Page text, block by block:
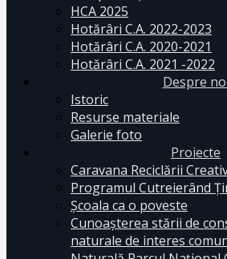
HCA 2025
Hotărâri C.A. 2022-2023
Hotărâri C.A. 2020-2021
Hotărâri C.A. 2021 -2022
Despre
Istoric
Resurse materiale
Galerie foto
Proiecte
Caravana Reciclării
Programul Cutreierând
Școala ca o poveste
Cunoaşterea stării de
naturale de interes